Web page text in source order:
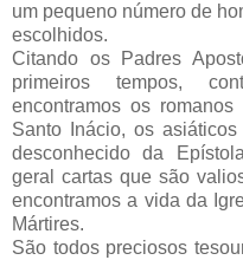
um pequeno número de
escolhidos.
Citando os Padres
primeiros tempos,
encontramos os
Santo Inácio, os
desconhecido da
geral cartas que são
encontramos a vida da
Mártires.
São todos preciosos